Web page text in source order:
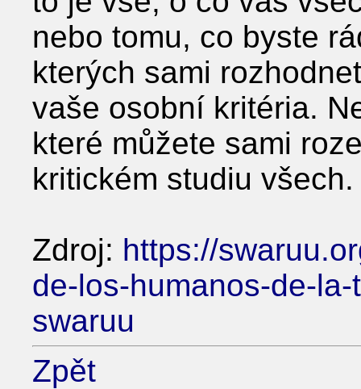
nebo tomu, co byste
kterých sami
vaše osobní kritéria.
které můžete sami
kritickém studiu všech.
Zdroj: https://
de-los-humanos-de-
swaruu
Zpět